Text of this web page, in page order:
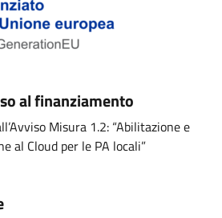
al finanziamento
Misura 1.2: “Abilitazione e
al Cloud per le PA locali”